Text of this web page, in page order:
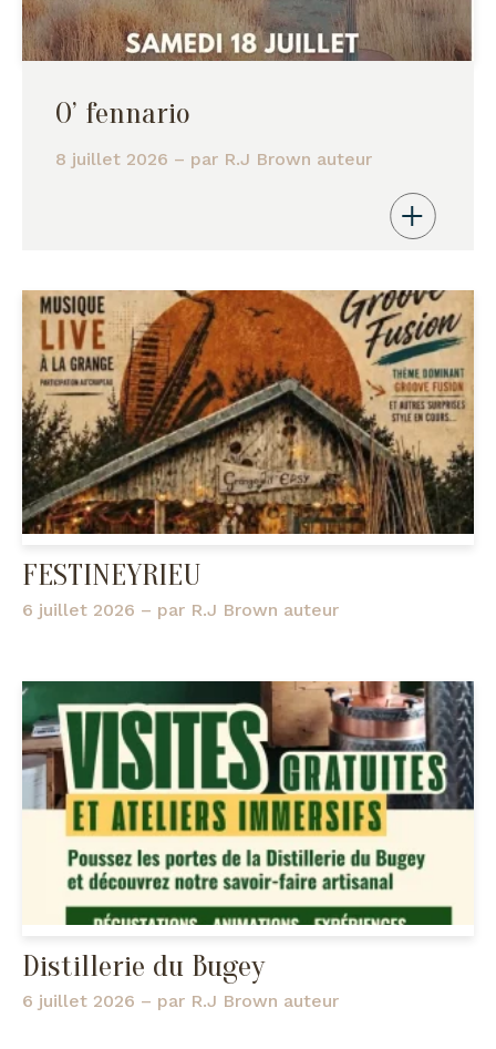
O’ fennario
8 juillet 2026 – par R.J Brown auteur
FESTINEYRIEU
6 juillet 2026 – par R.J Brown auteur
Distillerie du Bugey
6 juillet 2026 – par R.J Brown auteur